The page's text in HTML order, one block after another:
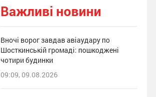
Важливі новини
Вночі ворог завдав авіаудару по
Шосткинській громаді: пошкоджені
чотири будинки
09:09, 09.08.2026